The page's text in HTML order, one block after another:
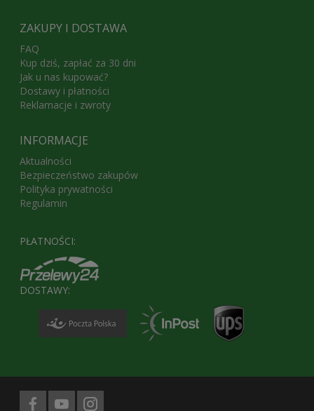
ZAKUPY I DOSTAWA
FAQ
Kup dziś, zapłać za 30 dni
Jak u nas kupować?
Dostawy i płatności
Reklamacje i zwroty
INFORMACJE
Aktualności
Bezpieczeństwo zakupów
Polityka prywatności
Regulamin
PŁATNOŚCI:
DOSTAWY: